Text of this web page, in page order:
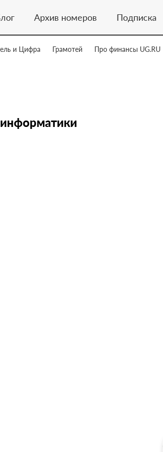
Архив номеров Подписка
и Цифра Грамотей Про финансы UG.RU